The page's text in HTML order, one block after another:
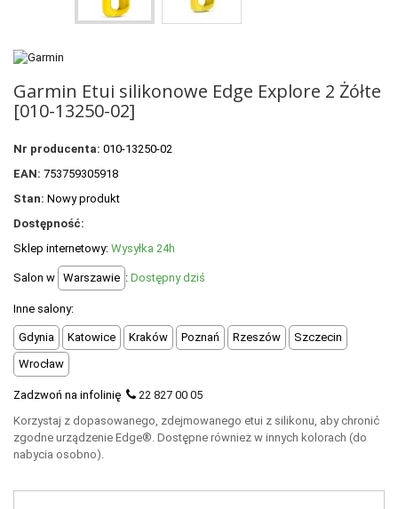
POLECANE PRODUKTY
PROMOCJE
+
OUTLET
Garmin Etui silikonowe Edge Explore 2 Żółte
[010-13250-02]
Nr producenta: 010-13250-02
EAN: 753759305918
Stan: Nowy produkt
Dostępność:
Sklep internetowy: Wysyłka 24h
Salon w Warszawie : Dostępny dziś
Inne salony:
Gdynia Katowice Kraków Poznań Rzeszów
Szczecin
Wrocław
Zadzwoń na infolinię
22 827 00 05
Korzystaj z dopasowanego, zdejmowanego etui z silikonu, aby chronić
zgodne urządzenie Edge®. Dostępne również w innych kolorach (do
nabycia osobno).